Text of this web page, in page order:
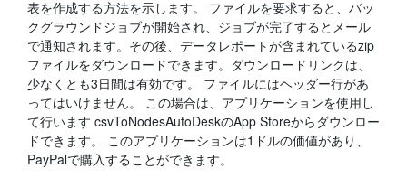
表を作成する方法を示します。 ファイルを要求すると、バッ
クグラウンドジョブが開始され、ジョブが完了するとメール
で通知されます。その後、データレポートが含まれているzip
ファイルをダウンロードできます。ダウンロードリンクは、
少なくとも3日間は有効です。 ファイルにはヘッダー行があ
ってはいけません。 この場合は、アプリケーションを使用し
て行います csvToNodesAutoDeskのApp Storeからダウンロー
ドできます。 このアプリケーションは1ドルの価値があり、
PayPalで購入することができます。